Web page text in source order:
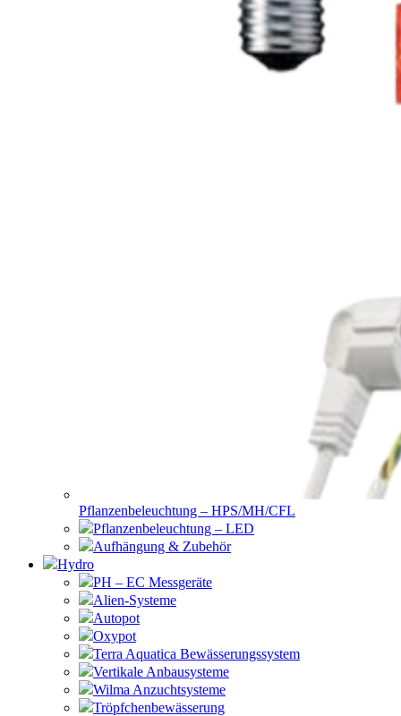
Pflanzenbeleuchtung – HPS/MH/CFL
Pflanzenbeleuchtung – LED
Aufhängung & Zubehör
Hydro
PH – EC Messgeräte
Alien-Systeme
Autopot
Oxypot
Terra Aquatica Bewässerungssystem
Vertikale Anbausysteme
Wilma Anzuchtsysteme
Tröpfchenbewässerung